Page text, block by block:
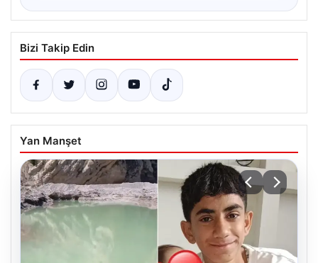
Bizi Takip Edin
Yan Manşet